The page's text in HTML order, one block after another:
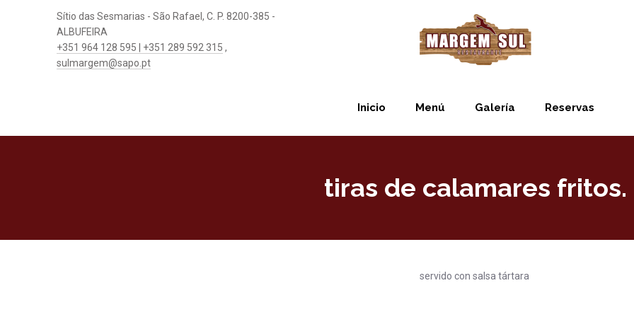
Sítio das Sesmarias - São Rafael, C. P. 8200-385 -
ALBUFEIRA
+351 964 128 595 | +351 289 592 315 ,
sulmargem@sapo.pt
Inicio Menú Galería Reservas
tiras de calamares fritos.
servido con salsa tártara